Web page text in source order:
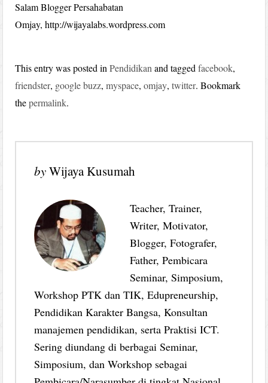
Salam Blogger Persahabatan
Omjay, http://wijayalabs.wordpress.com
This entry was posted inPendidikanand taggedfacebook,
friendster, google buzz,myspace,omjay,twitter. Bookmark
thepermalink.
byWijaya Kusumah
Teacher, Trainer,
Writer, Motivator,
Blogger, Fotografer,
Father, Pembicara
Seminar, Simposium,
Workshop PTK dan TIK, Edupreneurship,
Pendidikan Karakter Bangsa, Konsultan
manajemen pendidikan, serta Praktisi ICT.
Sering diundang di berbagai Seminar,
Simposium, dan Workshop sebagai